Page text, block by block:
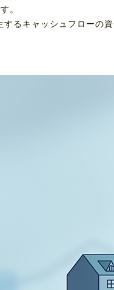
。
るキャッシュフローの